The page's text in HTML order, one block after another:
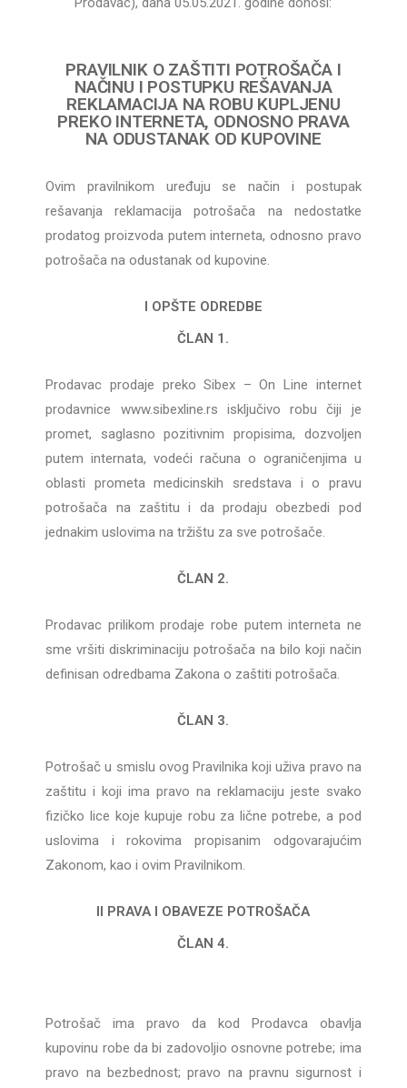
PRAVILNIK O ZAŠTITI POTROŠAČA I
NAČINU I POSTUPKU REŠAVANJA
REKLAMACIJA NA ROBU KUPLJENU
PREKO INTERNETA, ODNOSNO PRAVA
NA ODUSTANAK OD KUPOVINE
Ovim pravilnikom uređuju se način i postupak
rešavanja reklamacija potrošača na nedostatke
prodatog proizvoda putem interneta, odnosno pravo
potrošača na odustanak od kupovine.
I OPŠTE ODREDBE
ČLAN 1.
Prodavac prodaje preko Sibex – On Line internet
prodavnice www.sibexline.rs isključivo robu čiji je
promet, saglasno pozitivnim propisima, dozvoljen
putem internata, vodeći računa o ograničenjima u
oblasti prometa medicinskih sredstava i o pravu
potrošača na zaštitu i da prodaju obezbedi pod
jednakim uslovima na tržištu za sve potrošače.
ČLAN 2.
Prodavac prilikom prodaje robe putem interneta ne
sme vršiti diskriminaciju potrošača na bilo koji način
definisan odredbama Zakona o zaštiti potrošača.
ČLAN 3.
Potrošač u smislu ovog Pravilnika koji uživa pravo na
zaštitu i koji ima pravo na reklamaciju jeste svako
fizičko lice koje kupuje robu za lične potrebe, a pod
uslovima i rokovima propisanim odgovarajućim
Zakonom, kao i ovim Pravilnikom.
II PRAVA I OBAVEZE POTROŠAČA
ČLAN 4.
Potrošač ima pravo da kod Prodavca obavlja
kupovinu robe da bi zadovoljio osnovne potrebe; ima
pravo na bezbednost; pravo na pravnu sigurnost i